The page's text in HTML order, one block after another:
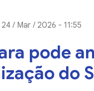
24 / Mar / 2026 - 11:55
pode
do